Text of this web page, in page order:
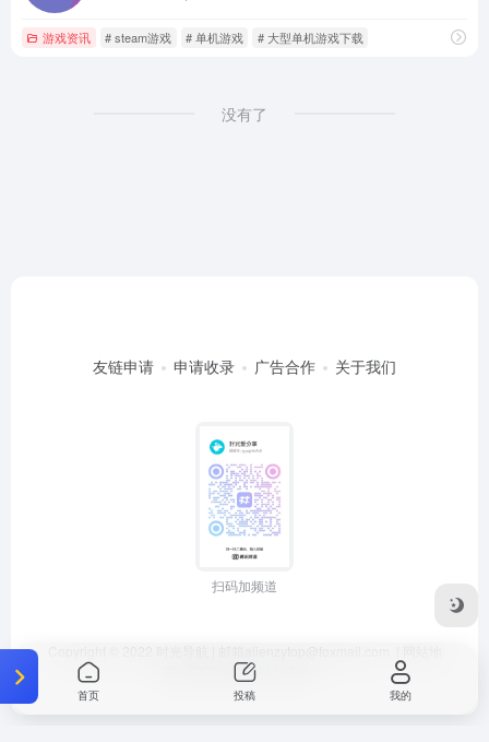
游戏资讯 # steam游戏 # 单机游戏 # 大型单机游戏下载
没有了
友链申请 申请收录 广告合作 关于我们
扫码加频道
冀ICP备20018152号-1
首页 投稿 我的